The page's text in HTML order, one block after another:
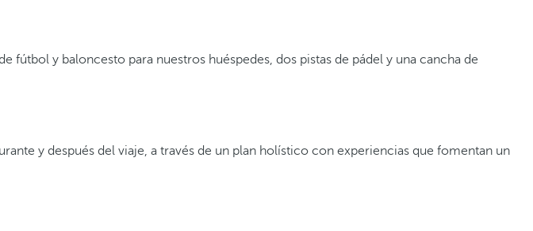
y baloncesto para nuestros huéspedes, dos pistas de pádel y una cancha de
y después del viaje, a través de un plan holístico con experiencias que fomentan un